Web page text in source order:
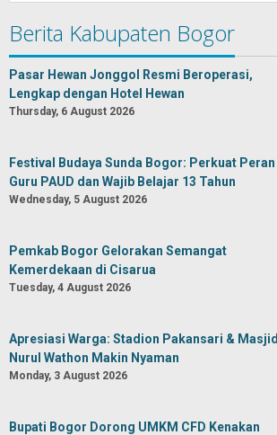
Berita Kabupaten Bogor
Pasar Hewan Jonggol Resmi Beroperasi,
Lengkap dengan Hotel Hewan
Thursday, 6 August 2026
Festival Budaya Sunda Bogor: Perkuat Peran
Guru PAUD dan Wajib Belajar 13 Tahun
Wednesday, 5 August 2026
Pemkab Bogor Gelorakan Semangat
Kemerdekaan di Cisarua
Tuesday, 4 August 2026
Apresiasi Warga: Stadion Pakansari & Masjid
Nurul Wathon Makin Nyaman
Monday, 3 August 2026
Bupati Bogor Dorong UMKM CFD Kenakan